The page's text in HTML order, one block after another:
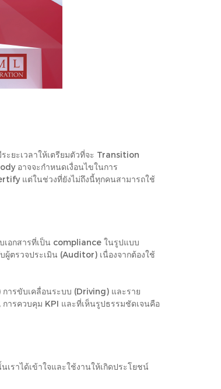
ะเวลาให้เตรียมตัวที่จะ Transition
อาจจะกำหนดเงื่อนไขในการ
แต่ในช่วงที่ยังไม่ถึงนี้ทุกคนสามารถใช้
กสารที่เป็น compliance ในรูปแบบ
ผู้ตรวจประเมิน (Auditor) เนื่องจากต้องใช้
ารขับเคลื่อนระบบ (Driving) และราย
ารควบคุม KPI และที่เห็นรูปธรรมชัดเจนคือ
ราได้เข้าใจและใช้งานให้เกิดประโยชน์